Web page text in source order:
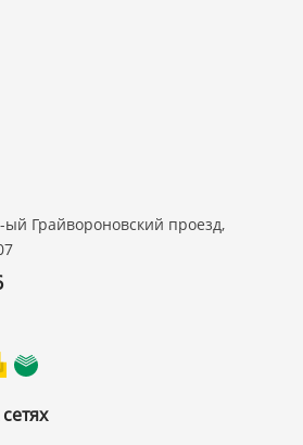
ый Грайвороновский проезд,